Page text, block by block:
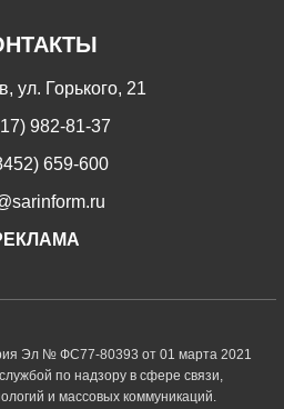
ул. Горького, 21
982-81-37
659-600
Эл № ФС77-80393 от 01 марта 2021
по надзору в сфере связи,
и массовых коммуникаций.